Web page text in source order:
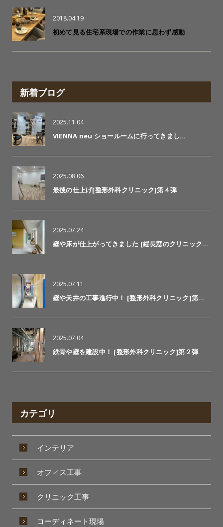
2018.04.19
初めて見る住宅系現場での作業に思わず感動
新着ブログ
2025.11.04
VIENNA neu ショールームに行ってきまし…
2025.08.06
最後の仕上げ[整形外科クリニック]第４弾
2025.07.24
壁や床が仕上がってきました [縦長窓のクリニック…
2025.07.11
壁や天井の工事進行中！ [整形外科クリニック]第…
2025.07.04
鉄骨や壁を建設中！ [整形外科クリニック]第２弾
カテゴリ
インテリア
オフィス工事
クリニック工事
コーディネート現場